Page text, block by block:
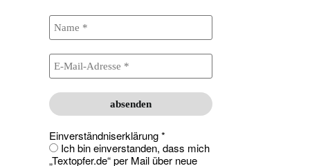
Einverständniserklärung*
Ich bin einverstanden, dass mich
„Textopfer.de“ per Mail über neue